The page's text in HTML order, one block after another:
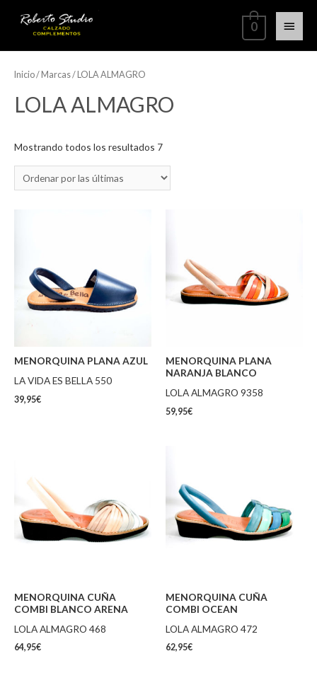
0
Inicio/ Marcas / LOLA ALMAGRO
LOLA ALMAGRO
Mostrando todos los resultados 7
MENORQUINA PLANA AZUL
LA VIDA ES BELLA 550
39,95€
MENORQUINA PLANA
NARANJA BLANCO
LOLA ALMAGRO 9358
59,95€
MENORQUINA CUÑA
COMBI BLANCO ARENA
LOLA ALMAGRO 468
64,95€
MENORQUINA CUÑA
COMBI OCEAN
LOLA ALMAGRO 472
62,95€